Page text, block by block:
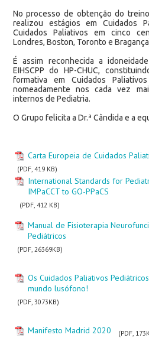
No processo de obtenção do
realizou estágios em Cuidados
Cuidados Paliativos em cinco
Londres, Boston, Toronto e
É assim reconhecida a
EIHSCPP do HP-CHUC,
formativa em Cuidados
nomeadamente nos cada vez
internos de Pediatria.
O Grupo felicita a Dr.ª Cândida e a
Carta Europeia de Cuidados
(PDF, 419 KB)
International Standards for
IMPaCCT to GO-PPaCS
(PDF, 412 KB)
Manual de Fisioterapia
Pediátricos
(PDF, 26369KB)
Os Cuidados Paliativos
mundo lusófono!
(PDF, 3073KB)
Manifesto Madrid 2020 (PDF,